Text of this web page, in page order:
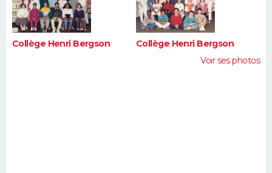
Collège Henri Bergson
Collège Henri Bergson
Voir ses photos